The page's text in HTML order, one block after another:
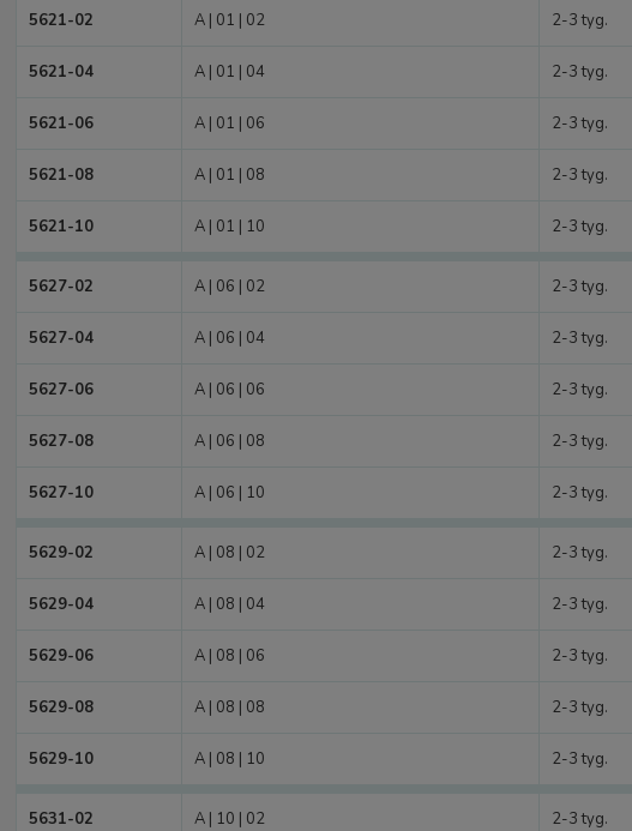
5621-02 A | 01 | 02 2-3 tyg.
5621-04 A | 01 | 04 2-3 tyg.
5621-06 A | 01 | 06 2-3 tyg.
5621-08 A | 01 | 08 2-3 tyg.
5621-10 A | 01 | 10 2-3 tyg.
5627-02 A | 06 | 02 2-3 tyg.
5627-04 A | 06 | 04 2-3 tyg.
5627-06 A | 06 | 06 2-3 tyg.
5627-08 A | 06 | 08 2-3 tyg.
5627-10 A | 06 | 10 2-3 tyg.
5629-02 A | 08 | 02 2-3 tyg.
5629-04 A | 08 | 04 2-3 tyg.
5629-06 A | 08 | 06 2-3 tyg.
5629-08 A | 08 | 08 2-3 tyg.
5629-10 A | 08 | 10 2-3 tyg.
5631-02 A | 10 | 02 2-3 tyg.